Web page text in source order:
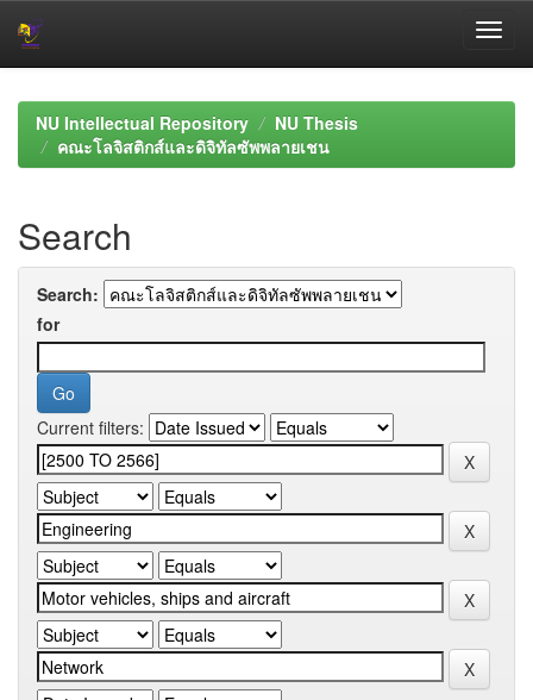
navigationNU Intellectual Repository
NU Thesis
คณะโลจิสติกส์และดิจิทัลซัพพลายเชน
Search
Search:
for
Current filters: